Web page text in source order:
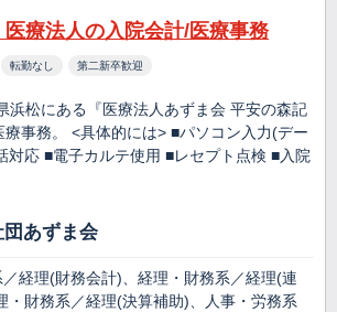
医療法人の入院会計/医療事務
転勤なし 第二新卒歓迎
浜松にある『医療法人あずま会 平安の森記
事務。 <具体的には> ■パソコン入力(デー
対応 ■電子カルテ使用 ■レセプト点検 ■入院
団あずま会
経理(財務会計)、経理・財務系／経理(連
・財務系／経理(決算補助)、人事・労務系